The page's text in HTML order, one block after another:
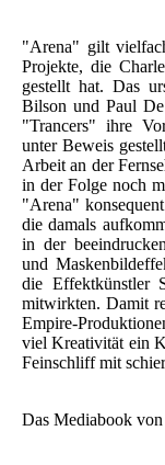
"Arena" gilt
Projekte, die
gestellt hat. Das
Bilson und Paul
"Trancers" ihre
unter Beweis
Arbeit an der
in der Folge noch
"Arena"
die damals
in der
und
die Effektkünstler
mitwirkten. Damit
Empire-
viel Kreativität ein
Feinschliff mit
Das Mediabook